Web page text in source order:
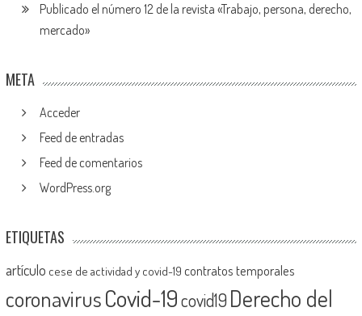
Publicado el número 12 de la revista «Trabajo, persona, derecho,
mercado»
META
Acceder
Feed de entradas
Feed de comentarios
WordPress.org
ETIQUETAS
artículo cese de actividad y covid-19 contratos temporales
coronavirusCovid-19covid19 Derecho del